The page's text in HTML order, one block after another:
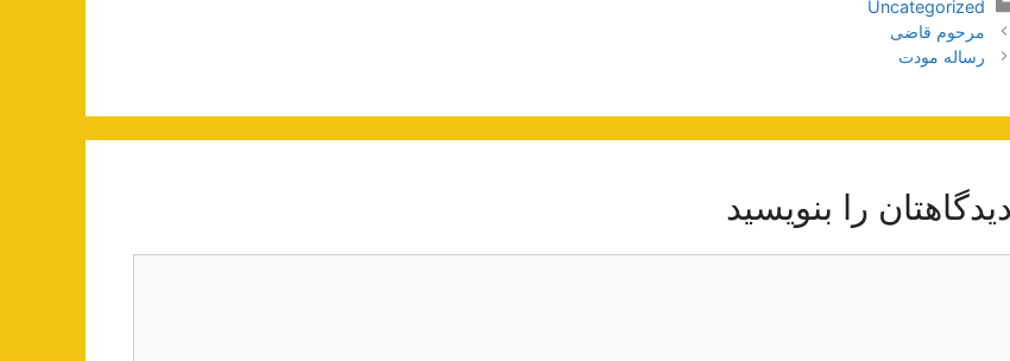
دسته‌ها
Uncategorized
ناوبری
نوشته‌ها
مرحوم قاضی
رساله مودت
دیدگاهتان را بنویسید